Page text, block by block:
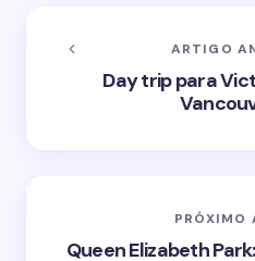
ARTIGO
Day trip para
PRÓXIMO
Queen Elizabeth